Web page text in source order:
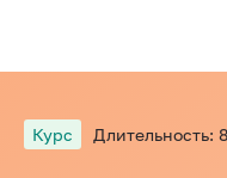
Курс Длительность: